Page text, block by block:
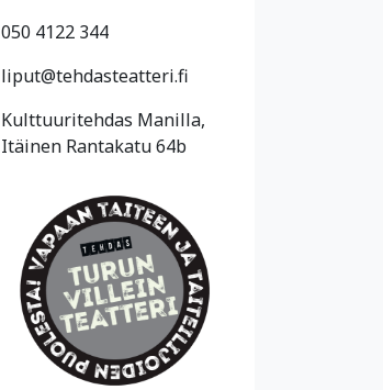
050 4122 344
liput@tehdasteatteri.fi
Kulttuuritehdas Manilla,
Itäinen Rantakatu 64b